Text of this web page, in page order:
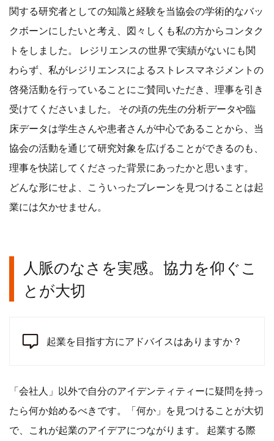
関する研究者としての知識と経験を当協会の学術的なバッ
クボーンにしたいと考え、図々しくも私の方からコンタク
トをしました。 レジリエンスの世界で実績がないにも関
わらず、私がレジリエンスによるストレスマネジメントの
啓発活動を行っていることにご賛同いただき、理事を引き
受けてくださいました。 その頃の先生の分析データや臨
床データは学生さんや患者さんが中心であることから、当
協会の活動を通じて研究対象を広げることができるのも、
理事を快諾してくださった背景にあったかと思います。
どんな形にせよ、こういったブレーンを見つけることは起
業には欠かせません。
人脈のなさを実感。協力を仰ぐこ
とが大切
起業を目指す方にアドバイスはありますか？
「会社人」以外で自分のアイデンティティーに疑問を持っ
たら何か始めるべきです。「何か」を見つけることが大切
で、これが起業のアイデアにつながります。 起業する際